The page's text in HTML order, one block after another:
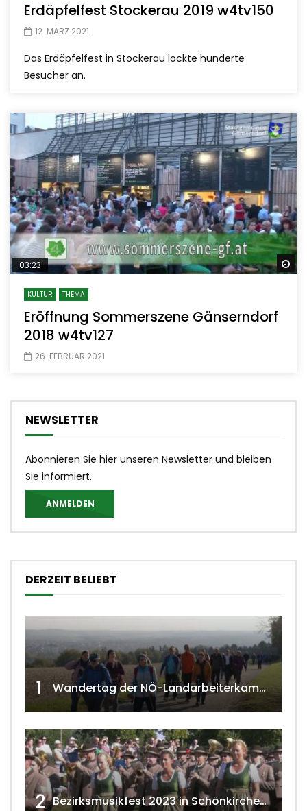
Erdäpfelfest Stockerau 2019 w4tv150
12. MÄRZ 2021
Das Erdäpfelfest in Stockerau lockte hunderte
Besucher an.
03:23
KULTUR THEMA
Eröffnung Sommerszene Gänserndorf
2018 w4tv127
26. FEBRUAR 2021
NEWSLETTER
Abonnieren Sie hier unseren Newsletter und bleiben
Sie informiert.
ANMELDEN
DERZEIT BELIEBT
1 Wandertag der NÖ-Landarbeiterkammer in Hollabrunn 2024
2 Bezirksmusikfest 2023 in Schönkirchen-Reyersdorf